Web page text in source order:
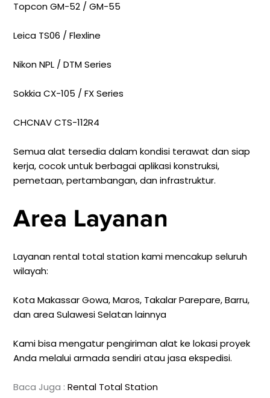
Topcon GM-52 / GM-55
Leica TS06 / Flexline
Nikon NPL / DTM Series
Sokkia CX-105 / FX Series
CHCNAV CTS-112R4
Semua alat tersedia dalam kondisi terawat dan siap
kerja, cocok untuk berbagai aplikasi konstruksi,
pemetaan, pertambangan, dan infrastruktur.
Area Layanan
Layanan rental total station kami mencakup seluruh
wilayah:
Kota MakassarGowa, Maros, TakalarParepare, Barru,
dan area Sulawesi Selatan lainnya
Kami bisa mengatur pengiriman alat ke lokasi proyek
Anda melalui armada sendiri atau jasa ekspedisi.
Baca Juga :Rental Total Station